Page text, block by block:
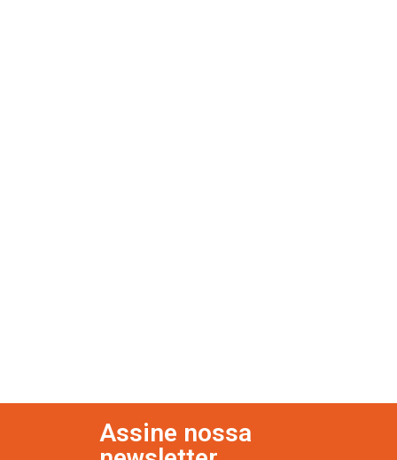
Assine nossa